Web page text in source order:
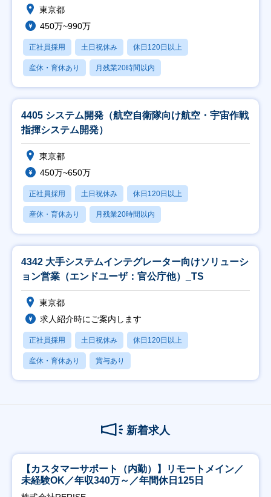
東京都
450万~990万
正社員採用 土日祝休み 休日120日以上
産休・育休あり 月残業20時間以内
4405 システム開発（航空自衛隊向け航空・宇宙作戦
指揮システム開発）
東京都
450万~650万
正社員採用 土日祝休み 休日120日以上
産休・育休あり 月残業20時間以内
4342 大手システムインテグレーター向けソリューシ
ョン営業（エンドユーザ：官公庁他）_TS
東京都
求人紹介時にご案内します
正社員採用 土日祝休み 休日120日以上
産休・育休あり 賞与あり
新着求人
【カスタマーサポート（内勤）】リモートメイン／
未経験OK／年収340万～／年間休日125日